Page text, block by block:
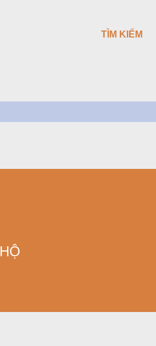
TÌM KIẾM